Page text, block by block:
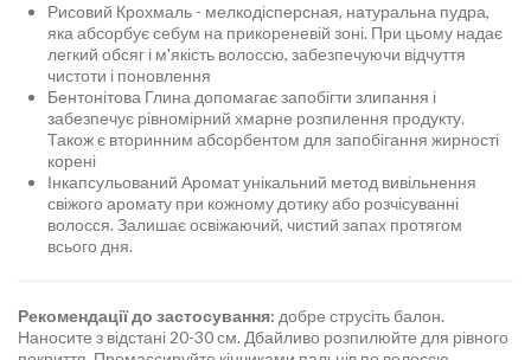
Рисовий Крохмаль - мелкодісперсная, натуральна пудра,
яка абсорбує себум на прикореневій зоні. При цьому надає
легкий обсяг і м'якість волоссю, забезпечуючи відчуття
чистоти і поновлення
Бентонітова Глина допомагає запобігти злипання і
забезпечує рівномірний хмарне розпилення продукту.
Також є вторинним абсорбентом для запобігання жирності
корені
Інкапсульований Аромат унікальний метод вивільнення
свіжого аромату при кожному дотику або розчісуванні
волосся. Залишає освіжаючий, чистий запах протягом
всього дня.
Рекомендації до застосування: добре струсіть балон.
Наносите з відстані 20-30 см. Дбайливо розпилюйте для рівного